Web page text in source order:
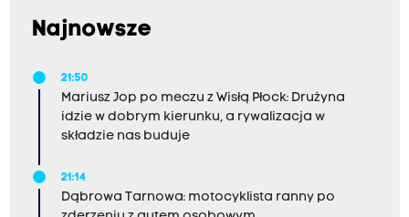
Najnowsze
21:50
Mariusz Jop po meczu z Wisłą Płock: Drużyna
idzie w dobrym kierunku, a rywalizacja w
składzie nas buduje
21:14
Dąbrowa Tarnowa: motocyklista ranny po